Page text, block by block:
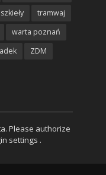
szkieły
tramwaj
warta poznań
ZDM
Please authorize
settings .